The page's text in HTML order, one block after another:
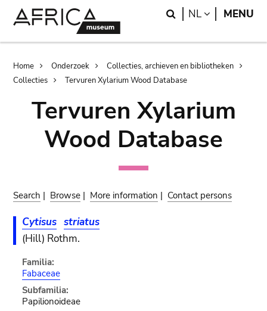
Search
NL LANGUAGE
MENU
Breadcrumb
Home Onderzoek
Collecties, archieven en bibliotheken
Collecties
Tervuren Xylarium Wood Database
Tervuren Xylarium
Wood Database
Search | Browse | More information | Contact persons
Cytisus striatus
(Hill) Rothm.
Familia:
Fabaceae
Subfamilia:
Papilionoideae